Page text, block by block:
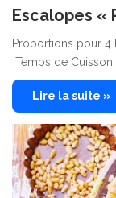
Escalopes «
Proportions pour 4
Temps de Cuisson
Lire la suite »